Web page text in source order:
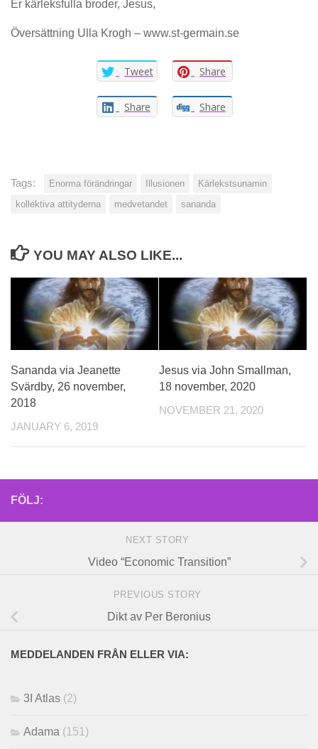
Er kärleksfulla broder, Jesus,
Översättning Ulla Krogh – www.st-germain.se
Tweet Share
Share Share
Tags: Enorma förändringar Illusionen
Kärlekstsunamin
kollektiva attityderna
medvetandet sananda
YOU MAY ALSO LIKE...
Sananda via Jeanette
Svärdby, 26 november,
2018
JANUARY 6, 2019
Jesus via John Smallman,
18 november, 2020
NOVEMBER 21, 2020
FÖLJ:
NEXT STORY
Video “Economic Transition”
PREVIOUS STORY
Dikt av Per Beronius
MEDDELANDEN FRÅN ELLER VIA:
3I Atlas (2)
Adama (151)